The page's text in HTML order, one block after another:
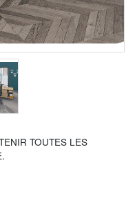
TOUTES LES